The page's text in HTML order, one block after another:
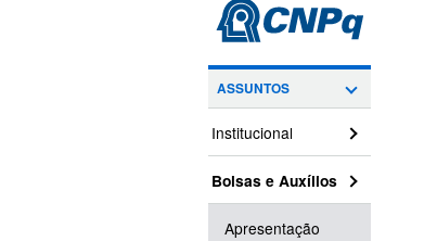
ASSUNTOS
Institucional
Bolsas e Auxílios
Apresentação